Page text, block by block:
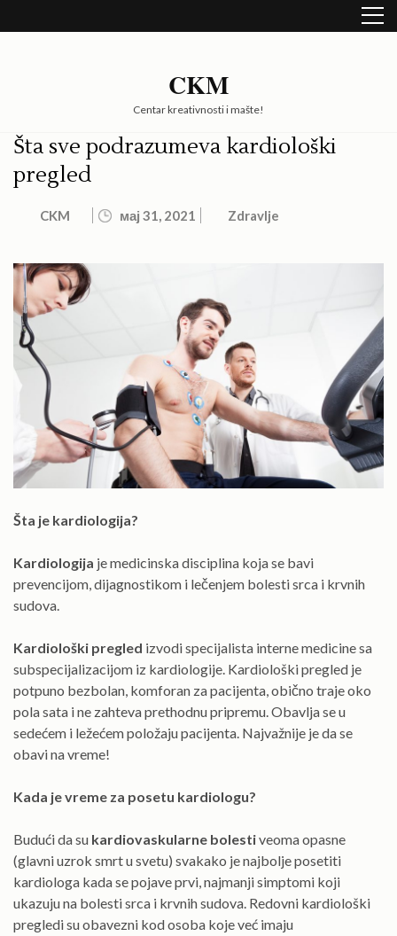
to
CKM
Centar kreativnosti i mašte!
Šta sve podrazumeva kardiološki
pregled
CKM мај 31, 2021 Zdravlje
Šta je kardiologija?
Kardiologija je medicinska disciplina koja se bavi
prevencijom, dijagnostikom i lečenjem bolesti srca i krvnih
sudova.
Kardiološki pregled izvodi specijalista interne medicine sa
subspecijalizacijom iz kardiologije. Kardiološki pregled je
potpuno bezbolan, komforan za pacijenta, obično traje oko
pola sata i ne zahteva prethodnu pripremu. Obavlja se u
sedećem i ležećem položaju pacijenta. Najvažnije je da se
obavi na vreme!
Kada je vreme za posetu kardiologu?
Budući da su kardiovaskularne bolestiveoma opasne
(glavni uzrok smrt u svetu) svakako je najbolje posetiti
kardiologa kada se pojave prvi, najmanji simptomi koji
ukazuju na bolesti srca i krvnih sudova. Redovni kardiološki
pregledi su obavezni kod osoba koje već imaju